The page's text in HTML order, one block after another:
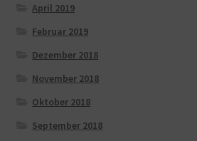
April 2019
Februar 2019
Dezember 2018
November 2018
Oktober 2018
September 2018